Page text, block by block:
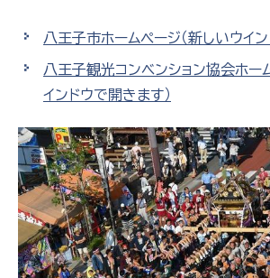
八王子市ホームページ（新しいウイ
八王子観光コンベンション協会ホー
インドウで開きます）